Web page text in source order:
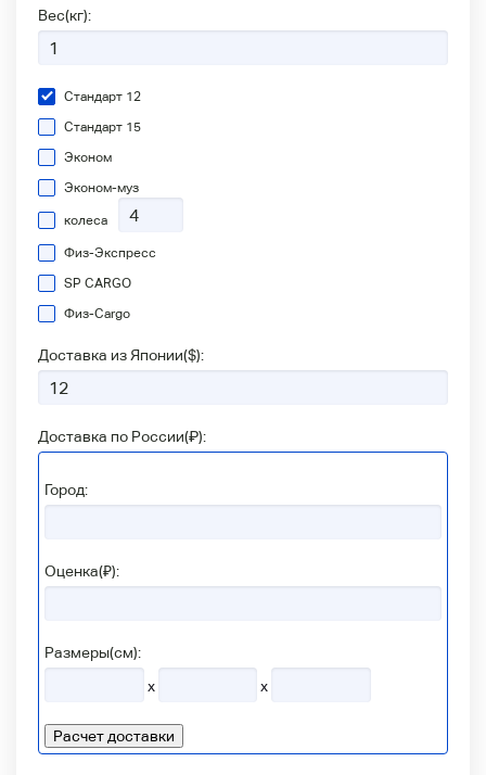
Вес(кг):
Стандарт 12
Стандарт 15
Эконом
Эконом-муз
колеса
Физ-Экспресс
SP CARGO
Физ-Сargo
Доставка из Японии($):
Доставка по России(₽):
Город:
Оценка(₽):
Размеры(см):
x
x
Расчет доставки